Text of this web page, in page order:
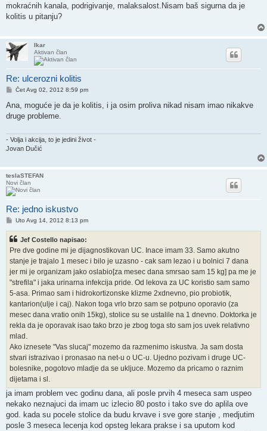
mokraćnih kanala, podrigivanje, malaksalost.Nisam baš sigurna da je
kolitis u pitanju?
Ikar
Aktivan član
Re: ulcerozni kolitis
Post
Čet Avg 02, 2012 8:59 pm
Ana, moguće je da je kolitis, i ja osim proliva nikad nisam imao nikakve
druge probleme.
- Volja i akcija, to je jedini život -
Jovan Dučić
teslaSTEFAN
Novi član
Re: jedno iskustvo
Post
Uto Avg 14, 2012 8:13 pm
Jef Costello napisao:
Pre dve godine mi je dijagnostikovan UC. Inace imam 33. Samo akutno
stanje je trajalo 1 mesec i bilo je uzasno - cak sam lezao i u bolnici 7 dana
jer mi je organizam jako oslabio[za mesec dana smrsao sam 15 kg] pa me je
"strefila" i jaka urinarna infekcija pride. Od lekova za UC koristio sam samo
5-asa. Primao sam i hidrokortizonske klizme 2xdnevno, pio probiotik,
kantarion(ulje i caj). Nakon toga vrlo brzo sam se potpuno oporavio (za
mesec dana vratio onih 15kg), stolice su se ustalile na 1 dnevno. Doktorka je
rekla da je oporavak isao tako brzo je zbog toga sto sam jos uvek relativno
mlad.
Ako iznesete "Vas slucaj" mozemo da razmenimo iskustva. Ja sam dosta
stvari istrazivao i pronasao na net-u o UC-u. Ujedno pozivam i druge UC-
bolesnike, pogotovo mladje da se ukljuce. Mozemo da pricamo o raznim
dijetama i sl.
ja imam problem vec godinu dana, ali posle prvih 4 meseca sam uspeo
nekako neznajuci da imam uc izlecio 80 posto i tako sve do aplila ove
god. kada su pocele stolice da budu krvave i sve gore stanje , medjutim
posle 3 meseca lecenja kod opsteg lekara prakse i sa uputom kod